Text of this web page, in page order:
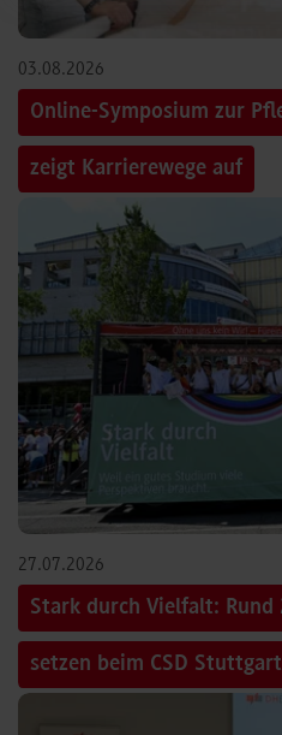
03.08.2026
Online-Symposium zur
zeigt Karrierewege auf
27.07.2026
Stark durch Vielfalt: Rund
setzen beim CSD